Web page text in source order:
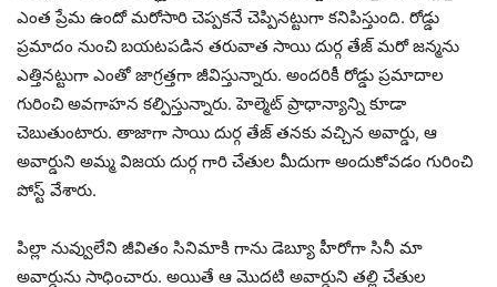
ఎంత ప్రేమ ఉందో మరోసారి చెప్పకనే చెప్పినట్టుగా కనిపిస్తుంది. రోడ్డు
ప్రమాదం నుంచి బయటపడిన తరువాత సాయి దుర్గ తేజ్ మరో జన్మను
ఎత్తినట్టుగా ఎంతో జాగ్రత్తగా జీవిస్తున్నారు. అందరికీ రోడ్డు ప్రమాదాల
గురించి అవగాహన కల్పిస్తున్నారు. హెల్మెట్ ప్రాధాన్యాన్ని కూడా
చెబుతుంటారు. తాజాగా సాయి దుర్గ తేజ్ తనకు వచ్చిన అవార్డు, ఆ
అవార్డుని అమ్మ విజయ దుర్గ గారి చేతుల మీదుగా అందుకోవడం గురించి
పోస్ట్ వేశారు.
పిల్లా నువ్వులేని జీవితం సినిమాకి గాను డెబ్యూ హీరోగా సినీ మా
అవార్డును సాధించారు. అయితే ఆ మొదటి అవార్డుని తల్లి చేతుల